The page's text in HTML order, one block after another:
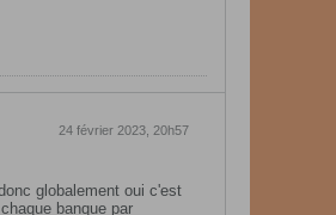
24 février 2023, 20h57
globalement oui c'est
banque par